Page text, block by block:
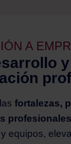
A
y
fortalezas,
profesionales
equipos,